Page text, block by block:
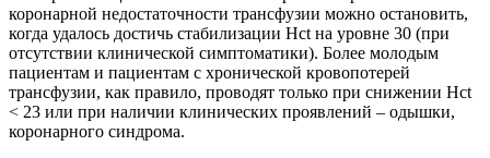
коронарной недостаточности трансфузии можно остановить,
когда удалось достичь стабилизации Hct на уровне 30 (при
отсутствии клинической симптоматики). Более молодым
пациентам и пациентам с хронической кровопотерей
трансфузии, как правило, проводят только при снижении Hct
< 23 или при наличии клинических проявлений – одышки,
коронарного синдрома.